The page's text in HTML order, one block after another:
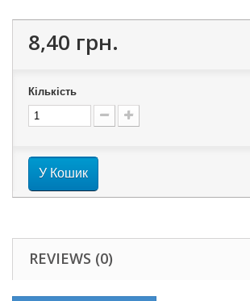
8,40 грн.
Кількість
У Кошик
REVIEWS (0)